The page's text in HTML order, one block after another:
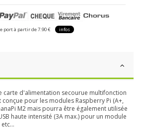
à partir de 7.90 € infos
carte d'alimentation secourue multifonction
pour les modules Raspberry Pi (A+,
M2 mais pourra être également utilisée
haute intensité (3A max.) pour un module